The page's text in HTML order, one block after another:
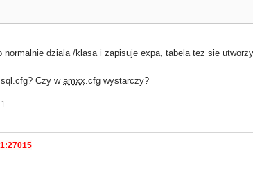
dziala /klasa i zapisuje expa, tabela tez sie
sql.cfg? Czy wamxx.cfg wystarczy?